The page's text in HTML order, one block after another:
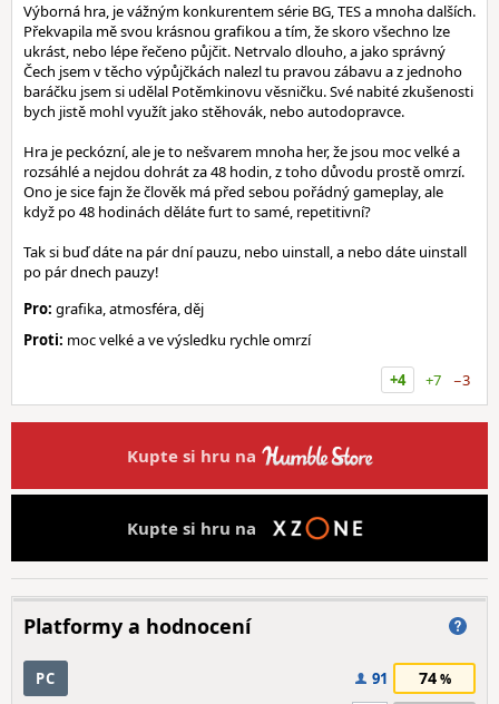
Výborná hra, je vážným konkurentem série BG, TES a mnoha dalších.
Překvapila mě svou krásnou grafikou a tím, že skoro všechno lze
ukrást, nebo lépe řečeno půjčit. Netrvalo dlouho, a jako správný
Čech jsem v těcho výpůjčkách nalezl tu pravou zábavu a z jednoho
baráčku jsem si udělal Potěmkinovu věsničku. Své nabité zkušenosti
bych jistě mohl využít jako stěhovák, nebo autodopravce.
Hra je peckózní, ale je to nešvarem mnoha her, že jsou moc velké a
rozsáhlé a nejdou dohrát za 48 hodin, z toho důvodu prostě omrzí.
Ono je sice fajn že člověk má před sebou pořádný gameplay, ale
když po 48 hodinách děláte furt to samé, repetitivní?
Tak si buď dáte na pár dní pauzu, nebo uinstall, a nebo dáte uinstall
po pár dnech pauzy!
Pro: grafika, atmosféra, děj
Proti: moc velké a ve výsledku rychle omrzí
+4
+7 −3
Kupte si hru na
Kupte si hru na
Platformy a hodnocení
PC 91 74